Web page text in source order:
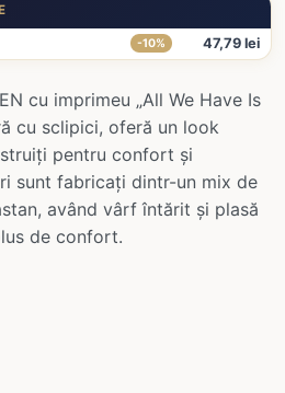
-10% 47,79 lei
cu imprimeu „All We Have Is
cu sclipici, oferă un look
pentru confort și
sunt fabricați dintr-un mix de
având vârf întărit și plasă
de confort.